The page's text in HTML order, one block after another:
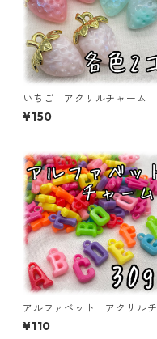
いちご アクリルチャーム
各色2個入り 【ACM-ST-2
ｐ】
¥150
アルファベット アクリルチ
ャーム 30ｇ 【ACM-EA-3
0G-Ｂ】
¥110